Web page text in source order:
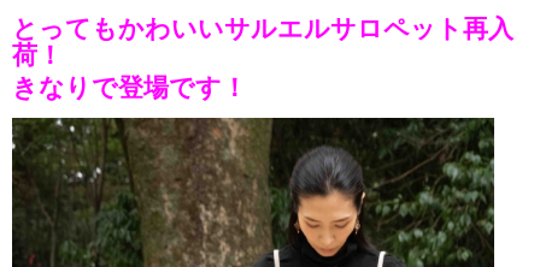
とってもかわいいサルエルサロペット再入
荷！
きなりで登場です！